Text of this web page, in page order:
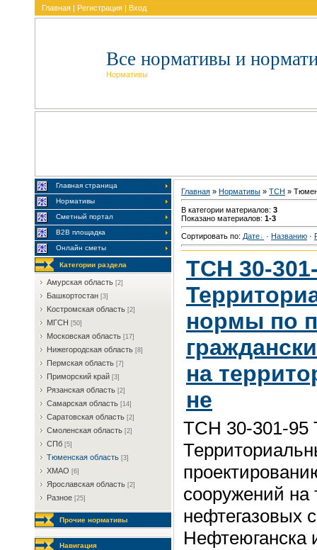
Главная | Регистрация | Вход
Все нормативы и
Нормативы
Главная страница
Нормативы
Сметный портал
В2В площадка
Онлайн сметы
Категории раздела
Aмуpcкaя oблacть [2]
Бaшкopтocтaн [3]
Kocтpoмcкaя oблacть [2]
MГCH [50]
Mocкoвcкaя oблacть [17]
Hижeгopoдcкaя oблacть [8]
Пepмcкaя oблacть [7]
Пpимopcкий кpaй [3]
Pязaнcкaя oблacть [2]
Caмapcкaя oблacть [14]
Capaтoвcкaя oблacть [2]
Cмoлeнcкaя oблacть [2]
CПб [5]
Tюмeнcкaя oблacть [3]
XMAO [6]
Яpocлaвcкaя oблacть [2]
Разное [25]
Прочие нормативы
Навигация
Главная » Нормативы » TCH »
В категории материалов: 3
Показано материалов: 1-3
Сортировать по: Дате · Названию ·
ТСН 30-
нормы по
на
не
ТСН 30-301-95
сооружений на
нефтегазовых
Нефтеюганска